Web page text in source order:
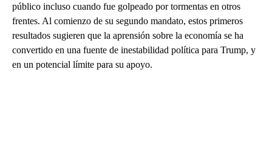
público incluso cuando fue golpeado por tormentas en otros
frentes. Al comienzo de su segundo mandato, estos primeros
resultados sugieren que la aprensión sobre la economía se ha
convertido en una fuente de inestabilidad política para Trump, y
en un potencial límite para su apoyo.